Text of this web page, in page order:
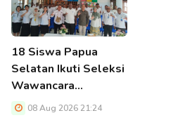
18 Siswa Papua
Selatan Ikuti Seleksi
Wawancara…
08 Aug 2026 21:24